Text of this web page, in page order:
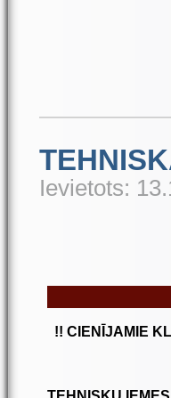
Ievietots:
!! CIENĪJAMIE